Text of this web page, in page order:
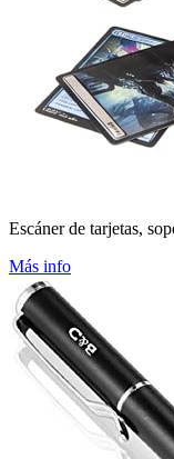
Escáner de tarjetas,
Más info